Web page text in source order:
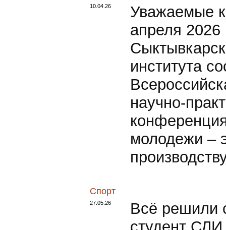
10.04.26
Уважаемые
апреля
института
научно-
молодежи –
Спорт
27.05.26
Всё решили